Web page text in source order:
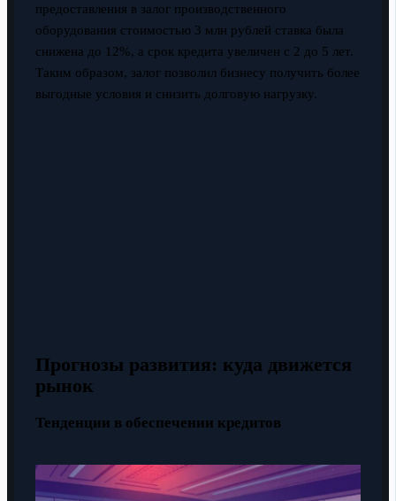
предоставления в залог производственного
оборудования стоимостью 3 млн рублей ставка была
снижена до 12%, а срок кредита увеличен с 2 до 5 лет.
Таким образом, залог позволил бизнесу получить более
выгодные условия и снизить долговую нагрузку.
Прогнозы развития: куда движется
рынок
Тенденции в обеспечении кредитов